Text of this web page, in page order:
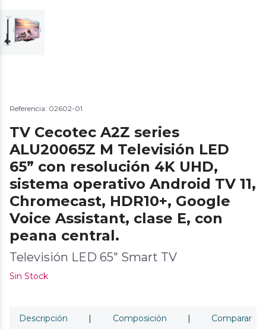
Referencia: 02602-01
TV Cecotec A2Z series
ALU20065Z M Televisión LED
65” con resolución 4K UHD,
sistema operativo Android TV 11,
Chromecast, HDR10+, Google
Voice Assistant, clase E, con
peana central.
Televisión LED 65" Smart TV
Sin Stock
Descripción | Composición | Comparar